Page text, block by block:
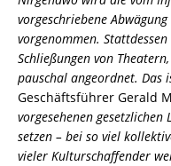
vorgeschriebene
vorgenommen.
Schließungen von
pauschal angeordnet. Das
Geschäftsführer Gerald
vorgesehenen
setzen – bei so viel
vieler Kulturschaffender